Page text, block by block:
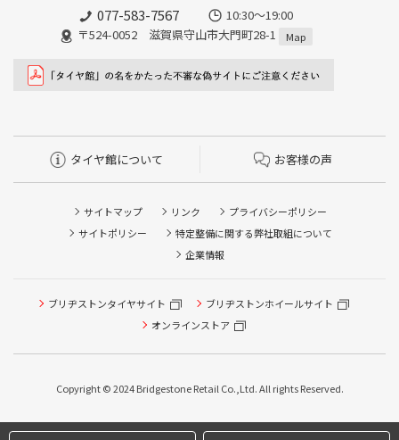
077-583-7567
10:30～19:00
〒524-0052 滋賀県守山市大門町28-1
Map
タイヤ館について お客様の声
サイトマップ リンク
プライバシーポリシー
サイトポリシー
特定整備に関する弊社取組について
企業情報
ブリヂストンタイヤサイト
ブリヂストンホイールサイト
オンラインストア
Copyright © 2024 Bridgestone Retail Co.,Ltd. All rights Reserved.
タイヤ点検・安全点検/タイヤ履き替え/オイル交換/その他
ピット作業の予約
本日のタイヤ履き替え順番待ち予約 ※クローク契約会員の